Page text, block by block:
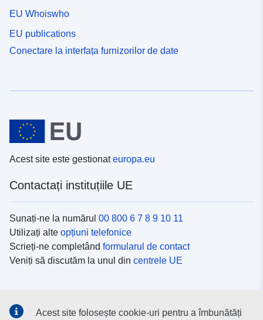
EU Whoiswho
EU publications
Conectare la interfața furnizorilor de date
Acest site este gestionateuropa.eu
Contactați instituțiile UE
Sunați-ne la numărul 00 800 6 7 8 9 10 11
Utilizați alte opțiuni telefonice
Scrieți-ne completând formularul de contact
Veniți să discutăm la unul din centrele UE
Acest site folosește cookie-uri pentru a îmbunătăți